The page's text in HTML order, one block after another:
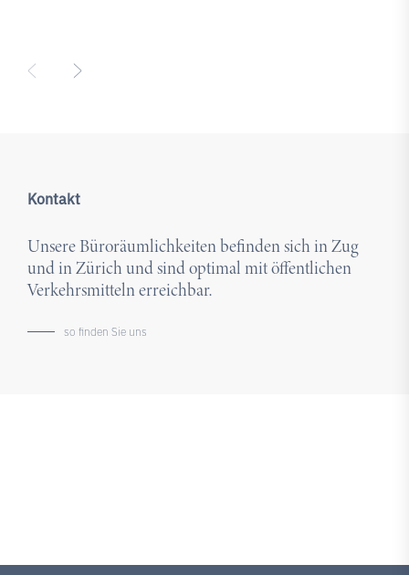
Kontakt
Unsere Büroräumlichkeiten befinden sich in Zug
und in Zürich und sind optimal mit öffentlichen
Verkehrsmitteln erreichbar.
so finden Sie uns